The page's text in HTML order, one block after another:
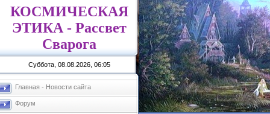
КОСМИЧЕСКАЯ
ЭТИКА - Рассвет
Сварога
Суббота, 08.08.2026, 06:05
Главная - Новости сайта
Форум